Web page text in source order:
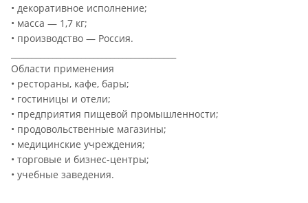
• декоративное исполнение;
• масса — 1,7 кг;
• производство — Россия.
Области применения
• рестораны, кафе, бары;
• гостиницы и отели;
• предприятия пищевой промышленности;
• продовольственные магазины;
• медицинские учреждения;
• торговые и бизнес-центры;
• учебные заведения.